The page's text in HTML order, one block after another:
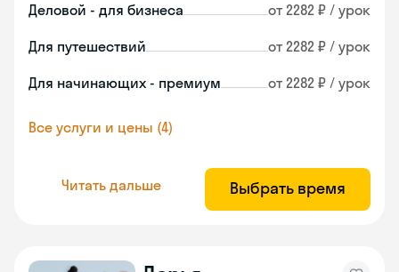
Деловой - для бизнеса от 2282 ₽ / урок
Для путешествий от 2282 ₽ / урок
Для начинающих - премиум от 2282 ₽ / урок
Все услуги и цены (4)
Читать дальше Выбрать время